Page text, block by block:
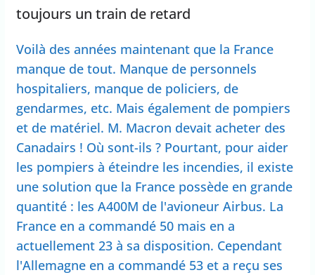
toujours un train de retard
Voilà des années maintenant que la France
manque de tout. Manque de personnels
hospitaliers, manque de policiers, de
gendarmes, etc. Mais également de pompiers
et de matériel. M. Macron devait acheter des
Canadairs ! Où sont-ils ? Pourtant, pour aider
les pompiers à éteindre les incendies, il existe
une solution que la France possède en grande
quantité : les A400M de l'avioneur Airbus. La
France en a commandé 50 mais en a
actuellement 23 à sa disposition. Cependant
l'Allemagne en a commandé 53 et a reçu ses